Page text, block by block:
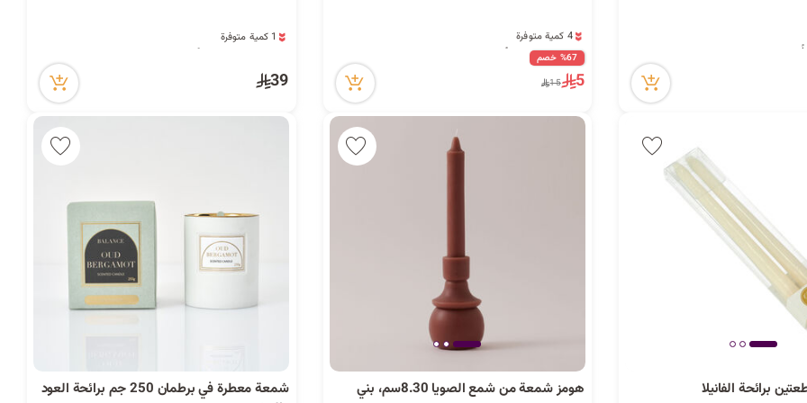
ت
ل
ب
8 مشاهدة مؤخراً
4 كمية متوفرة
8 مشاهدة مؤخراً
%67 خصم
5
15
4 قطعة بيعت مؤخراً
1 كمية متوفرة
39
برائحة الفانيلا هومز شمعة من شمع الصويا 8.30سم، بني
شمعة معطرة في برطمان 250 جم برائحة العود